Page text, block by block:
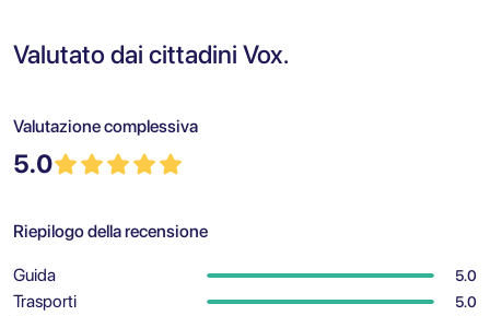
Valutato dai cittadini Vox.
Valutazione complessiva
5.0
Riepilogo della recensione
Guida 5.0
Trasporti 5.0